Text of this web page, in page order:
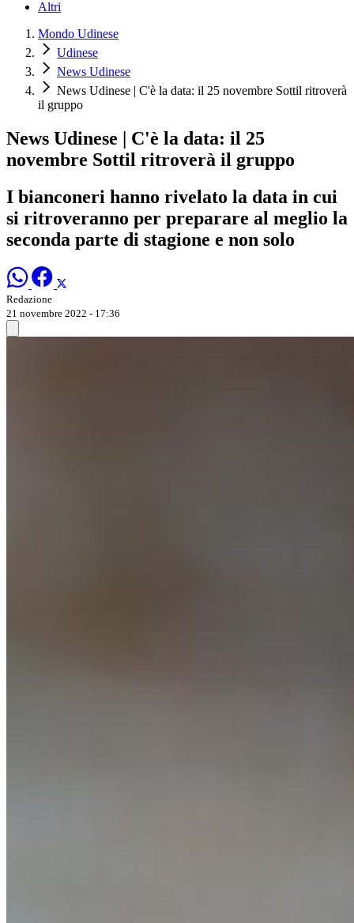
Altri
Mondo Udinese
Udinese
News Udinese
News Udinese | C'è la data: il 25 novembre Sottil ritroverà
il gruppo
News Udinese | C'è la data: il 25
novembre Sottil ritroverà il gruppo
I bianconeri hanno rivelato la data in cui
si ritroveranno per preparare al meglio la
seconda parte di stagione e non solo
Redazione
21 novembre 2022 - 17:36